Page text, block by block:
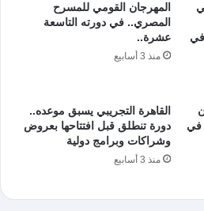
المهرجان القومي للمسرح
المصري.. في دورته التاسعة
عشرة..
منذ 3 أسابيع
في
القاهرة التجريبي يسبق موعده..
دورة تنطلق قبل افتتاحها بعروض
وشراكات وبرامج دولية
منذ 3 أسابيع